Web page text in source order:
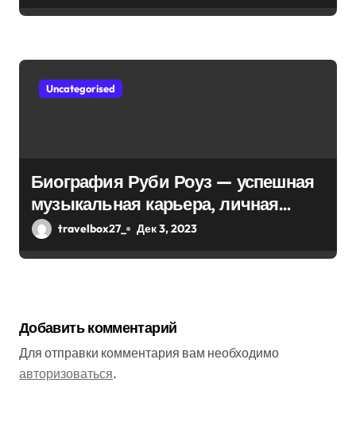
Uncategorised
Биография Руби Роуз — успешная
музыкальная карьера, личная
жизнь и знаковые достижения
travelbox27_ Дек 3, 2023
Добавить комментарий
Для отправки комментария вам необходимо
авторизоваться.